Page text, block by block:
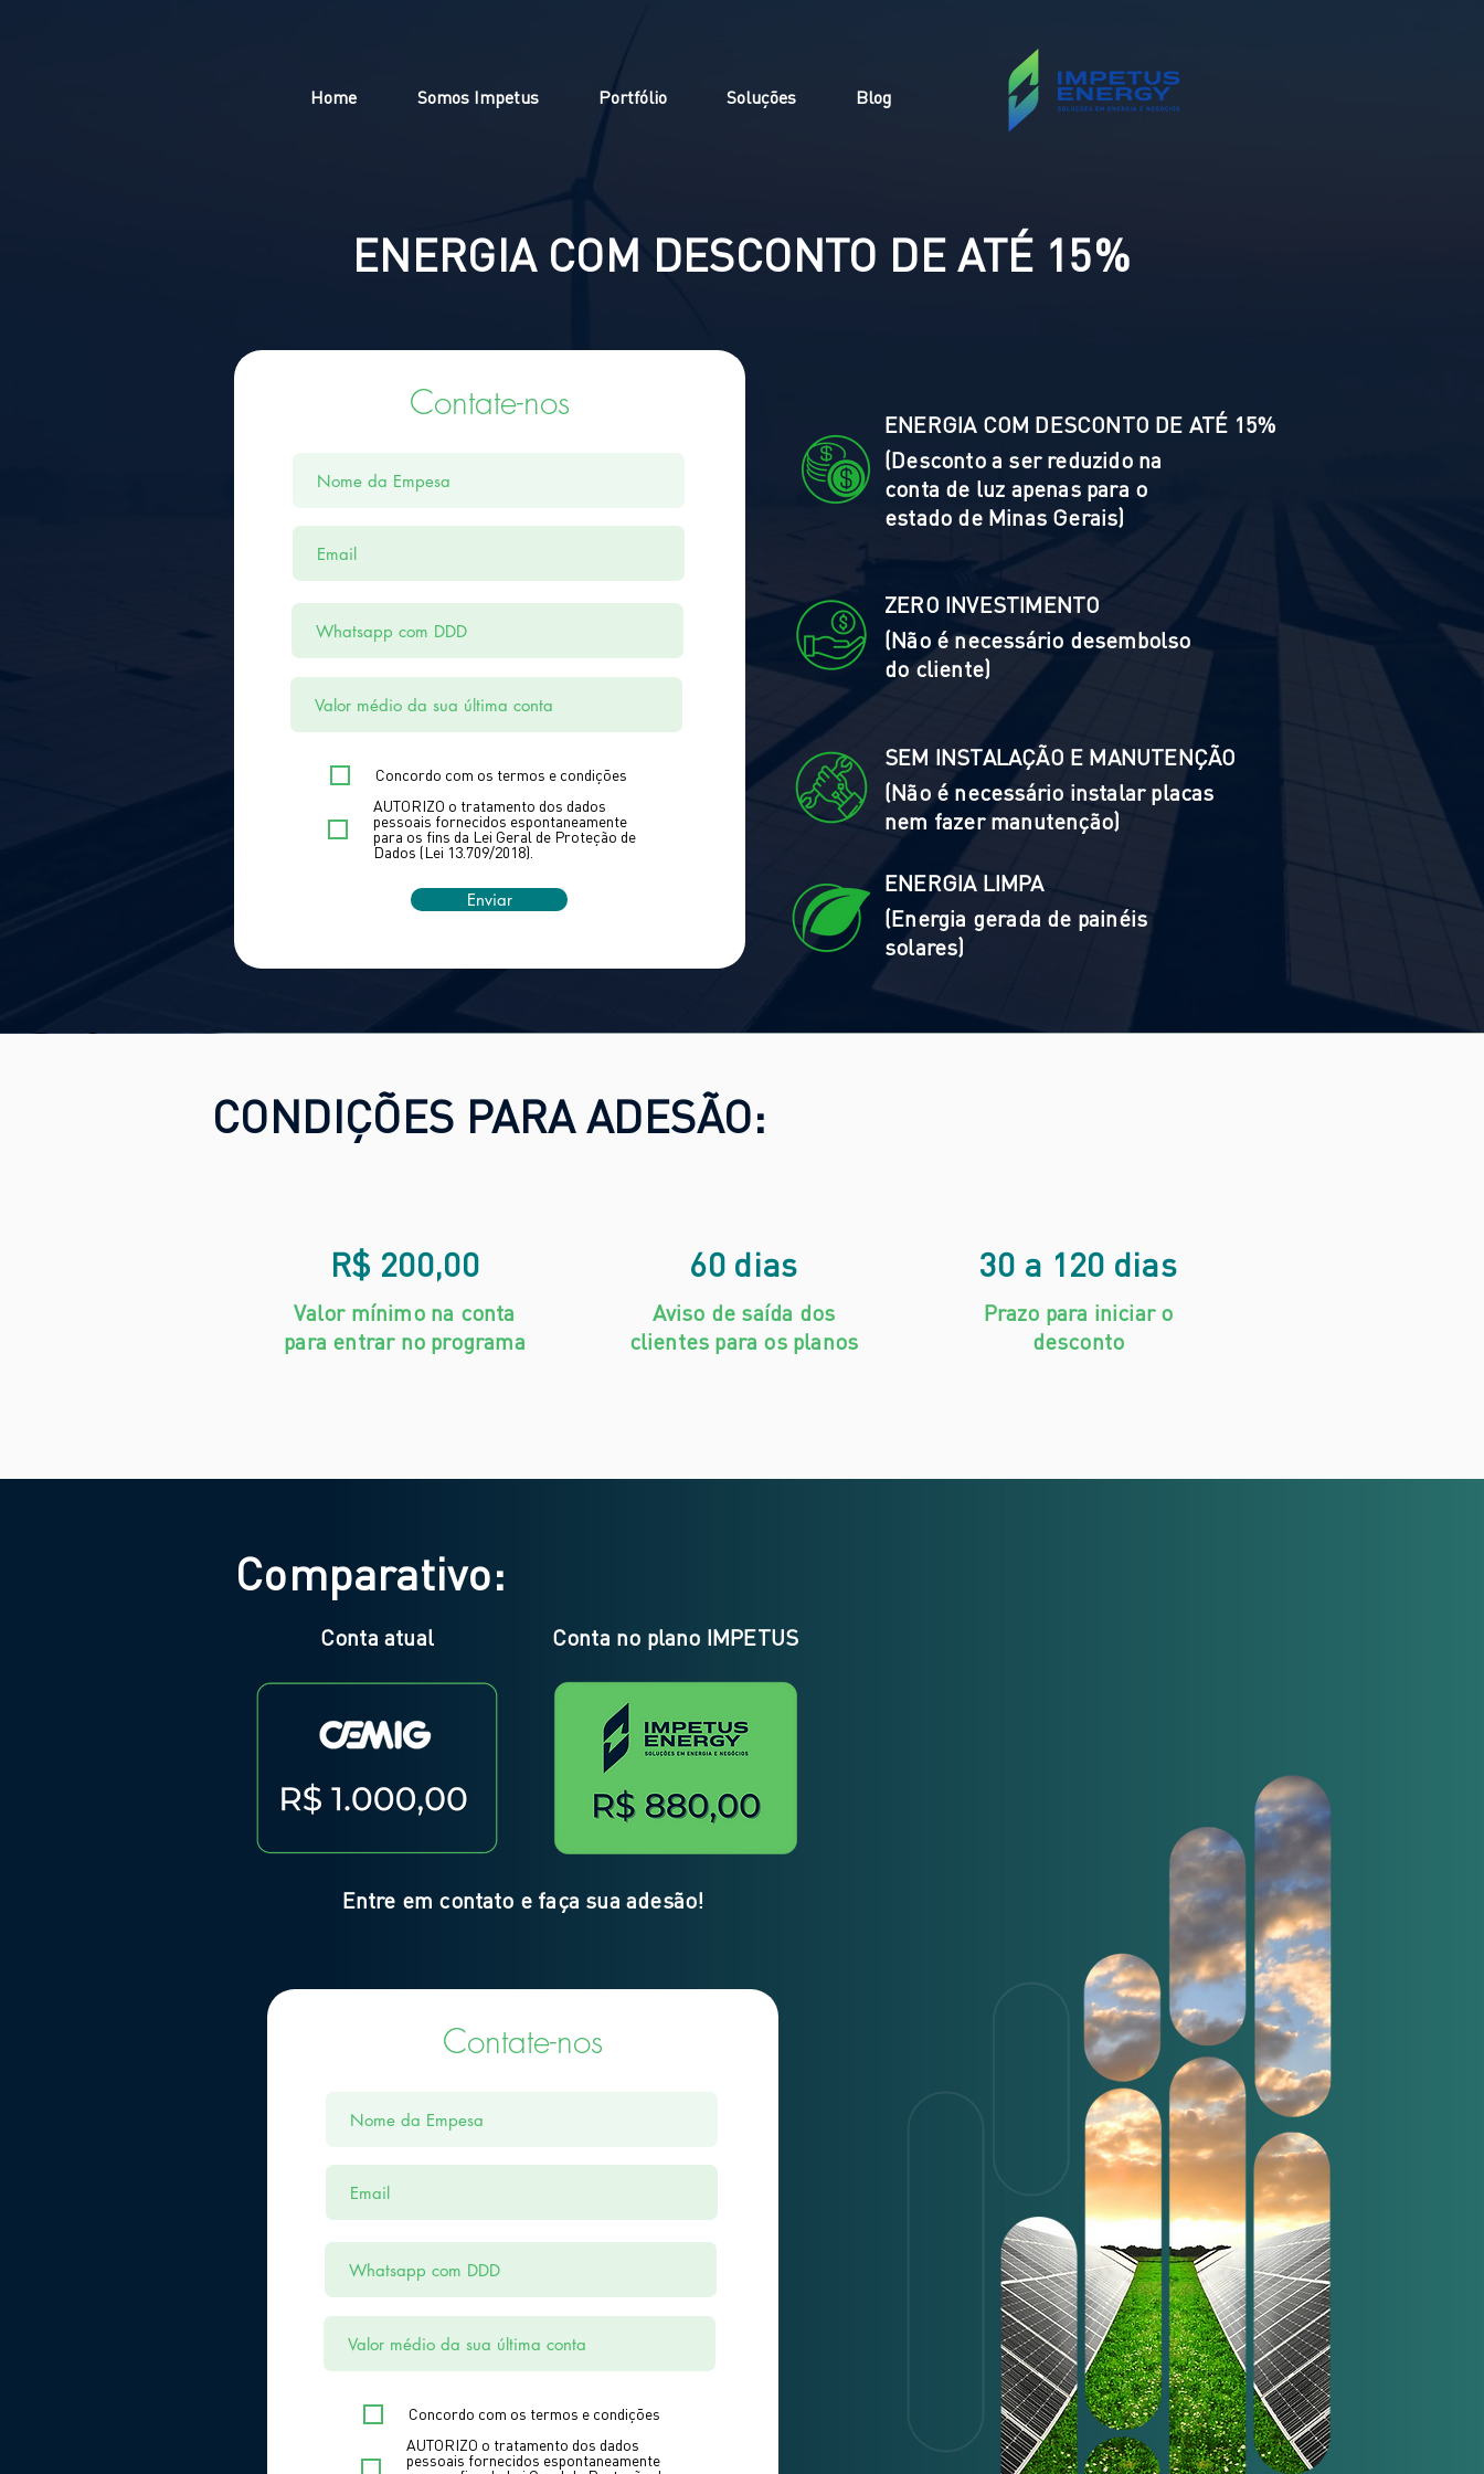
Home Somos Impetus Portfólio Soluções Blog
ENERGIA COM DESCONTO DE ATÉ 15%
Contate-nos
Concordo com os termos e condições
AUTORIZO o tratamento dos dados
pessoais fornecidos espontaneamente
para os fins da Lei Geral de Proteção de
Dados (Lei 13.709/2018).
Enviar
ENERGIA COM DESCONTO DE ATÉ 15%
(Desconto a ser reduzido na
conta de luz apenas para o
estado de Minas Gerais)
ZERO INVESTIMENTO
(Não é necessário desembolso
do cliente)
SEM INSTALAÇÃO E MANUTENÇÃO
(Não é necessário instalar placas
nem fazer manutenção)
ENERGIA LIMPA
(Energia gerada de painéis
solares)
CONDIÇÕES PARA ADESÃO:
R$ 200,00
Valor mínimo na conta
para entrar no programa
60 dias
Aviso de saída dos
clientes para os planos
30 a 120 dias
Prazo para iniciar o
desconto
Comparativo:
Conta atual Conta no plano IMPETUS
Entre em contato e faça sua adesão!
Contate-nos
Concordo com os termos e condições
AUTORIZO o tratamento dos dados
pessoais fornecidos espontaneamente